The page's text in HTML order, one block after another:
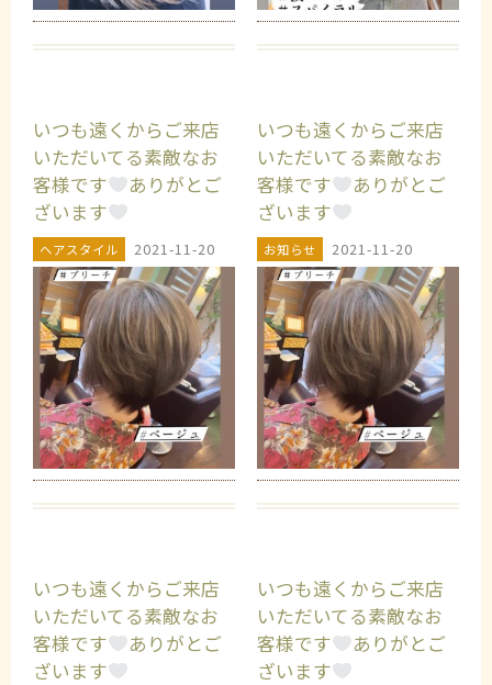
いつも遠くからご来店
いただいてる素敵なお
客様です
ありがとご
ざいます
ヘアスタイル 2021-11-20
いつも遠くからご来店
いただいてる素敵なお
客様です
ありがとご
ざいます
お知らせ 2021-11-20
いつも遠くからご来店
いただいてる素敵なお
客様です
ありがとご
ざいます
いつも遠くからご来店
いただいてる素敵なお
客様です
ありがとご
ざいます